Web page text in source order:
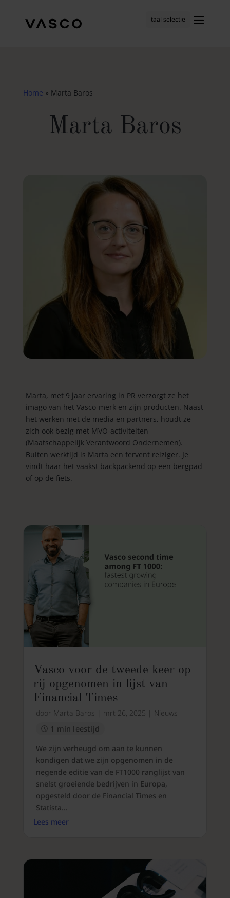
taal selectie
Home » Marta Baros
Marta Baros
Marta, met 9 jaar ervaring in PR verzorgt ze het
imago van het Vasco-merk en zijn producten. Naast
het werken met de media en partners, houdt ze
zich ook bezig met MVO-activiteiten
(Maatschappelijk Verantwoord Ondernemen).
Buiten werktijd is Marta een fervent reiziger. Je
vindt haar het vaakst backpackend op een bergpad
of op de fiets.
Vasco voor de tweede keer op
rij opgenomen in lijst van
Financial Times
door Marta Baros mrt 26, 2025
Nieuws
1 min leestijd
We zijn verheugd om aan te kunnen
kondigen dat we zijn opgenomen in de
negende editie van de FT1000 ranglijst van
snelst groeiende bedrijven in Europa,
opgesteld door de Financial Times en
Statista...
Lees meer